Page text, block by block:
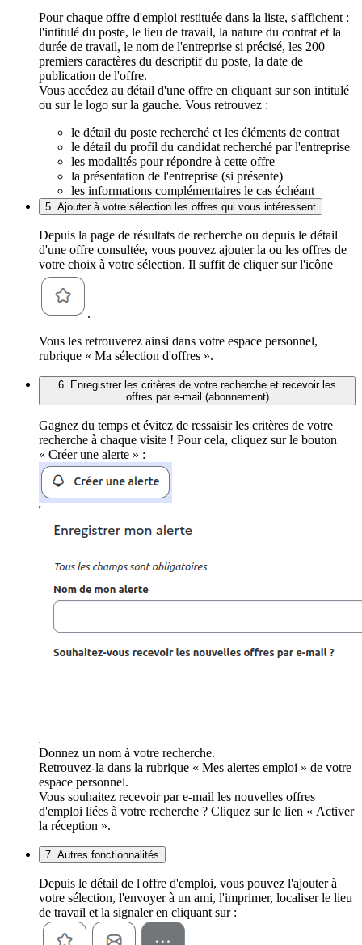
Pour chaque offre d'emploi restituée dans la liste, s'affichent :
l'intitulé du poste, le lieu de travail, la nature du contrat et la
durée de travail, le nom de l'entreprise si précisé, les 200
premiers caractères du descriptif du poste, la date de
publication de l'offre.
Vous accédez au détail d'une offre en cliquant sur son intitulé
ou sur le logo sur la gauche. Vous retrouvez :
le détail du poste recherché et les éléments de contrat
le détail du profil du candidat recherché par l'entreprise
les modalités pour répondre à cette offre
la présentation de l'entreprise (si présente)
les informations complémentaires le cas échéant
5. Ajouter à votre sélection les offres qui vous intéressent
Depuis la page de résultats de recherche ou depuis le détail
d'une offre consultée, vous pouvez ajouter la ou les offres de
votre choix à votre sélection. Il suffit de cliquer sur l'icône
.
Vous les retrouverez ainsi dans votre espace personnel,
rubrique « Ma sélection d'offres ».
6. Enregistrer les critères de votre recherche et recevoir les
offres par e-mail (abonnement)
Gagnez du temps et évitez de ressaisir les critères de votre
recherche à chaque visite ! Pour cela, cliquez sur le bouton
« Créer une alerte » :
Donnez un nom à votre recherche.
Retrouvez-la dans la rubrique « Mes alertes emploi » de votre
espace personnel.
Vous souhaitez recevoir par e-mail les nouvelles offres
d'emploi liées à votre recherche ? Cliquez sur le lien « Activer
la réception ».
7. Autres fonctionnalités
Depuis le détail de l'offre d'emploi, vous pouvez l'ajouter à
votre sélection, l'envoyer à un ami, l'imprimer, localiser le lieu
de travail et la signaler en cliquant sur :